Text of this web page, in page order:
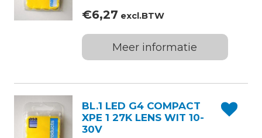
€6,27 excl.BTW
Meer informatie
BL.1 LED G4 COMPACT
XPE 1 27K LENS WIT 10-
30V